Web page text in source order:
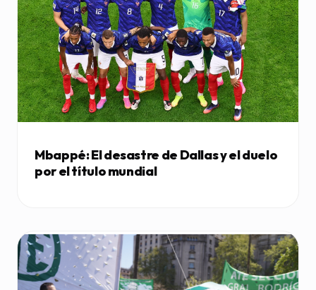
Mbappé: El desastre de Dallas y el duelo
por el título mundial